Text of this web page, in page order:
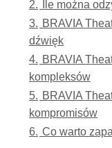
2.
Ile można
3. BRAVIA
dźwięk
4. BRAVIA
kompleksów
5. BRAVIA
kompromisów
6. Co warto